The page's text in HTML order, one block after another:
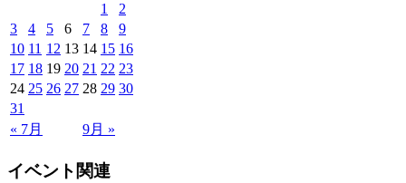
« 7月 9月 »
1
2
3
4 5 6 7 8
9
10 11 12 13 14 15 16
17 18 19 20 21 22 23
24 25 26 27 28 29 30
31
イベント関連